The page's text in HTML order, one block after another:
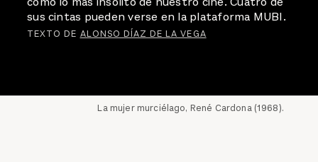
sus cintas pueden verse en la plataforma MUBI.
TEXTO DE ALONSO DÍAZ DE LA VEGA
La mujer murciélago, René Cardona (1968).